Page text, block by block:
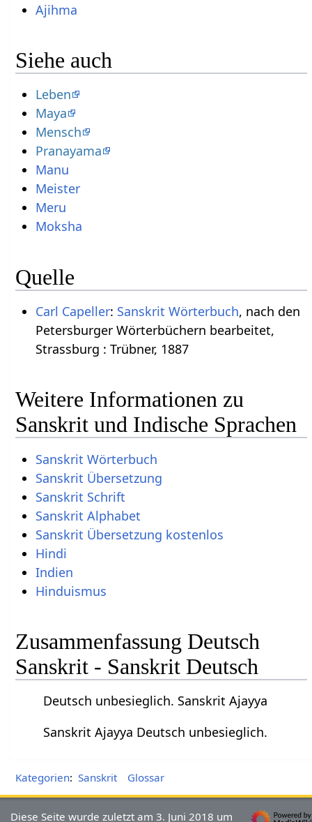
Ajihma
Siehe auch
Leben
Maya
Mensch
Pranayama
Manu
Meister
Meru
Moksha
Quelle
Carl Capeller: Sanskrit Wörterbuch, nach den
Petersburger Wörterbüchern bearbeitet,
Strassburg : Trübner, 1887
Weitere Informationen zu
Sanskrit und Indische Sprachen
Sanskrit Wörterbuch
Sanskrit Übersetzung
Sanskrit Schrift
Sanskrit Alphabet
Sanskrit Übersetzung kostenlos
Hindi
Indien
Hinduismus
Zusammenfassung Deutsch
Sanskrit - Sanskrit Deutsch
Deutsch unbesieglich. Sanskrit Ajayya
Sanskrit Ajayya Deutsch unbesieglich.
Kategorien: Sanskrit Glossar
Diese Seite wurde zuletzt am 3. Juni 2018 um